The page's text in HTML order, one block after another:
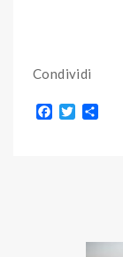
Condividi
F
T